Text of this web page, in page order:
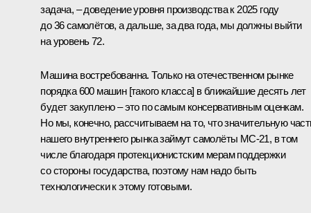
задача, – доведение уровня производства к 2025 году
до 36 самолётов, а дальше, за два года, мы должны выйти
на уровень 72.
Машина востребованна. Только на отечественном рынке
порядка 600 машин [такого класса] в ближайшие десять лет
будет закуплено – это по самым консервативным оценкам.
Но мы, конечно, рассчитываем на то, что значительную
нашего внутреннего рынка займут самолёты МС-21, в том
числе благодаря протекционистским мерам поддержки
со стороны государства, поэтому нам надо быть
технологически к этому готовыми.